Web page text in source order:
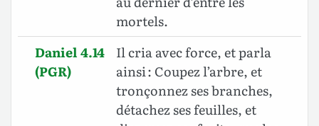
mortels.
Daniel 4.14
(PGR)
Il cria avec force, et parla
ainsi : Coupez l’arbre, et
tronçonnez ses branches,
détachez ses feuilles, et